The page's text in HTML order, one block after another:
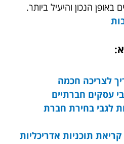
הנכון והיעיל ביותר.
לצריכה חכמה
עסקים חברתיים
לגבי בחירת חברת
תוכניות אדריכליות